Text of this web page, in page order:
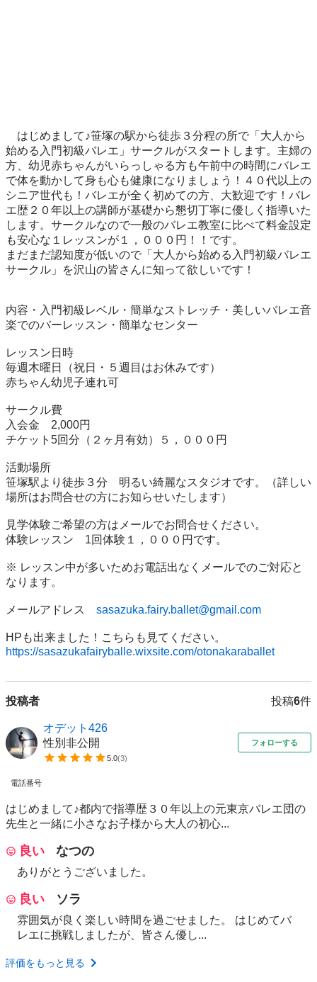
はじめまして♪笹塚の駅から徒歩３分程の所で「大人から
始める入門初級バレエ」サークルがスタートします。主婦の
方、幼児赤ちゃんがいらっしゃる方も午前中の時間にバレエ
で体を動かして身も心も健康になりましょう！４０代以上の
シニア世代も！バレエが全く初めての方、大歓迎です！バレ
エ歴２０年以上の講師が基礎から懇切丁寧に優しく指導いた
します。サークルなので一般のバレエ教室に比べて料金設定
も安心な１レッスンが１，０００円！！です。
まだまだ認知度が低いので「大人から始める入門初級バレエ
サークル」を沢山の皆さんに知って欲しいです！
内容・入門初級レベル・簡単なストレッチ・美しいバレエ音
楽でのバーレッスン・簡単なセンター
レッスン日時
毎週木曜日（祝日・５週目はお休みです）
赤ちゃん幼児子連れ可
サークル費
入会金　2,000円
チケット5回分（２ヶ月有効）５，０００円
活動場所
笹塚駅より徒歩３分　明るい綺麗なスタジオです。（詳しい
場所はお問合せの方にお知らせいたします）
見学体験ご希望の方はメールでお問合せください。
体験レッスン　1回体験１，０００円です。
※ レッスン中が多いためお電話出なくメールでのご対応と
なります。
メールアドレス sasazuka.fairy.ballet@gmail.com
HPも出来ました！こちらも見てください。
https://sasazukafairyballe.wixsite.com/otonakaraballet
投稿者 投稿6件
オデット426
性別非公開
5.0(3)
フォローする
電話番号
はじめまして♪都内で指導歴３０年以上の元東京バレエ団の
先生と一緒に小さなお子様から大人の初心...
良い なつの
ありがとうございました。
良い ソラ
雰囲気が良く楽しい時間を過ごせました。 はじめてバ
レエに挑戦しましたが、皆さん優し...
評価をもっと見る